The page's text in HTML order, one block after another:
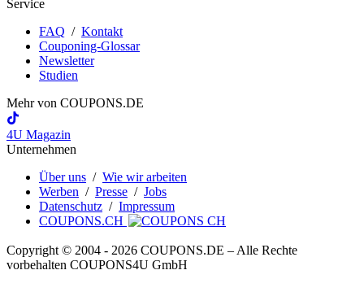
Service
FAQ / Kontakt
Couponing-Glossar
Newsletter
Studien
Mehr von COUPONS.DE
4U Magazin
Unternehmen
Über uns / Wie wir arbeiten
Werben / Presse / Jobs
Datenschutz / Impressum
COUPONS.CH
Copyright © 2004 ‐ 2026 COUPONS.DE – Alle Rechte
vorbehalten COUPONS4U GmbH